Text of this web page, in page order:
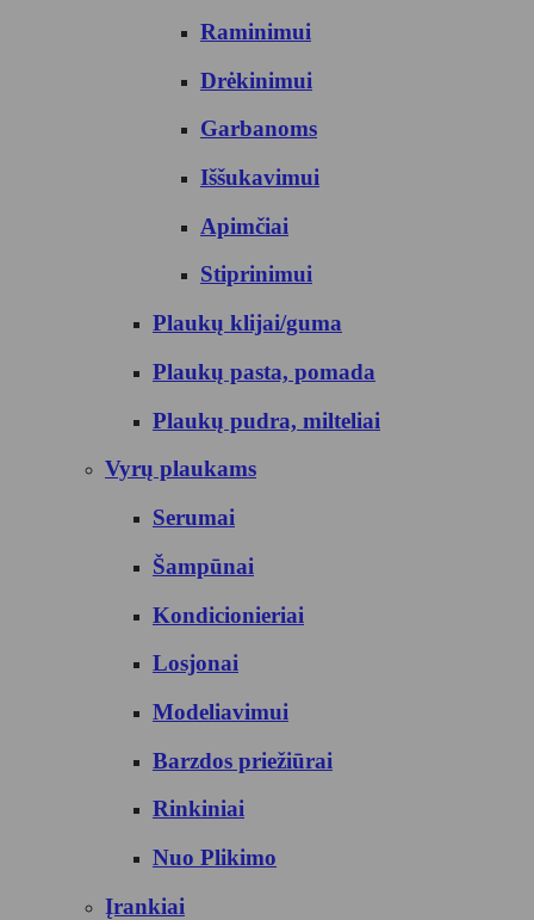
Raminimui
Drėkinimui
Garbanoms
Iššukavimui
Apimčiai
Stiprinimui
Plaukų klijai/guma
Plaukų pasta, pomada
Plaukų pudra, milteliai
Vyrų plaukams
Serumai
Šampūnai
Kondicionieriai
Losjonai
Modeliavimui
Barzdos priežiūrai
Rinkiniai
Nuo Plikimo
Įrankiai